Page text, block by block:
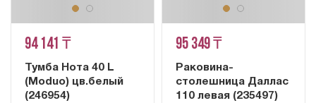
94 141 ₸
Тумба Нота 40 L
(Moduo) цв.белый
(246954)
95 349 ₸
Раковина-
столешница Даллас
110 левая (235497)